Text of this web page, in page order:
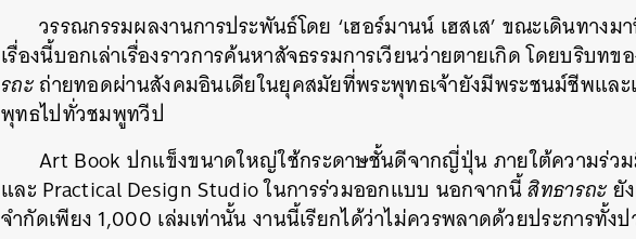
วรรณกรรมผลงานการประพันธ์โดย ‘เฮอร์มานน์ เฮสเส’ ขณะเดินทาง
เรื่องนี้บอกเล่าเรื่องราวการค้นหาสัจธรรมการเวียนว่ายตายเกิด โดยบริบทข
รถะถ่ายทอดผ่านสังคมอินเดียในยุคสมัยที่พระพุทธเจ้ายังมีพระชนม์ชีพแล
พุทธไปทั่วชมพูทวีป
Art Book ปกแข็งขนาดใหญ่ใช้กระดาษชั้นดีจากญี่ปุ่น ภายใต้ความร่วม
และ Practical Design Studio ในการร่วมออกแบบ นอกจากนี้สิทธารถะยั
จำกัดเพียง 1,000 เล่มเท่านั้น งานนี้เรียกได้ว่าไม่ควรพลาดด้วยประการทั้งป